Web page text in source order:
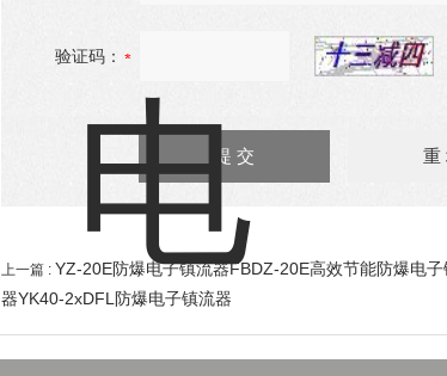
验证码：
上一篇 : YZ-20E防爆电子镇流器FBDZ-20E高效节能防爆电子
器YK40-2xDFL防爆电子镇流器